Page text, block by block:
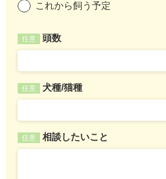
これから飼う予定
任意 頭数
任意 犬種/猫種
任意 相談したいこと